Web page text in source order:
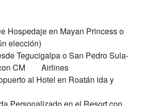
Hospedaje en Mayan Princess o
elección)
Tegucigalpa o San Pedro Sula-
con CM Airlines
al Hotel en Roatán ida y